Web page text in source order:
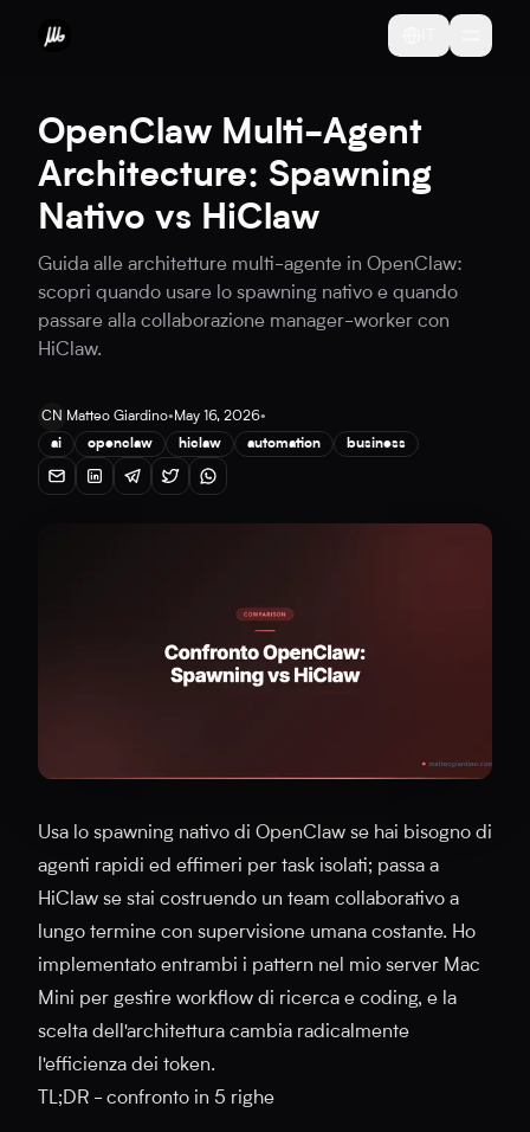
OpenClaw Multi-Agent
Architecture: Spawning
Nativo vs HiClaw
Guida alle architetture multi-agente in OpenClaw:
scopri quando usare lo spawning nativo e quando
passare alla collaborazione manager-worker con
HiClaw.
CN Matteo Giardino• May 16, 2026•
ai
openclaw hiclaw automation business
Usa lo spawning nativo di OpenClaw se hai bisogno di
agenti rapidi ed effimeri per task isolati; passa a
HiClaw se stai costruendo un team collaborativo a
lungo termine con supervisione umana costante. Ho
implementato entrambi i pattern nel mio server Mac
Mini per gestire workflow di ricerca e coding, e la
scelta dell'architettura cambia radicalmente
l'efficienza dei token.
TL;DR - confronto in 5 righe